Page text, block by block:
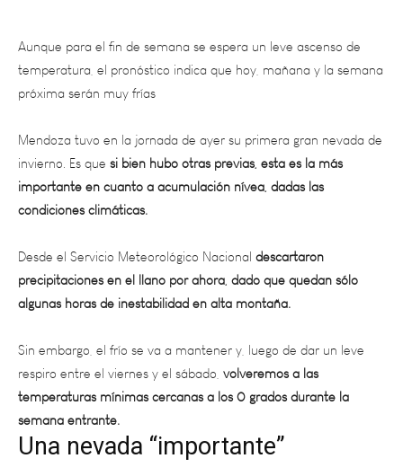
temperatura, el pronóstico indica que hoy, mañana y la semana
próxima serán muy frías
Mendoza tuvo en la jornada de ayer su primera gran nevada de
invierno. Es quesi bien hubo otras previas, esta es la más
importante en cuanto a acumulación nívea, dadas las
condiciones climáticas.
Desde el Servicio Meteorológico Nacional
precipitaciones en el llano por ahora, dado que quedan sólo
algunas horas de inestabilidad en alta montaña.
Sin embargo, el frío se va a mantener y, luego de dar un leve
respiro entre el viernes y el sábado,volveremos a las
temperaturas mínimas cercanas a los 0 grados durante la
semana entrante.
Una nevada “importante”